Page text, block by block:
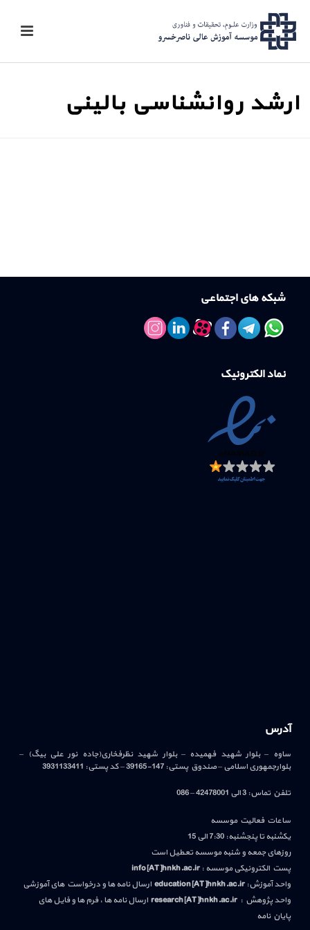
ارشد روانشناسی بالینی
شبکه های اجتماعی
نماد الکترونیک
آدرس
ساوه – بلوار شهید فهمیده – بلوار شهید نظرفخاری(جاده نور علی بیگ) –
بلوارجمهوری اسلامی – صندوق پستی: 147-39165 – کد پستی: 3931133411
تلفن تماس: 3 الی 42478001 – 086
ساعات فعالیت موسسه
یکشنبه تا پنجشنبه: 7:30 الی 15
روزهای جمعه و شنبه موسسه تعطیل است
پست الکترونیکی موسسه :info[AT]hnkh.ac.ir
واحد آموزش:education[AT]hnkh.ac.ir ارسال نامه ها و درخواست های آموزشی
واحد پژوهش :research[AT]hnkh.ac.ir ارسال نامه ها ، فرم ها و فایل های
پایان نامه